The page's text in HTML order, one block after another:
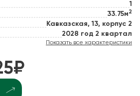
1
33.75м 2
Кавказская, 13, корпус 2
2028 год 2 квартал
Показать все характеристики
₽